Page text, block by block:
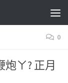
0
ㄚ? 正月